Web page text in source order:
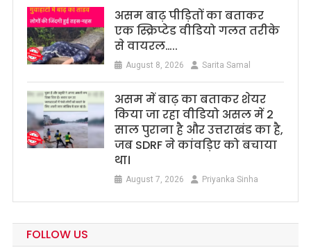
असम बाढ़ पीड़ितों का बताकर
एक स्क्रिप्टेड वीडियो गलत तरीके
से वायरल…..
August 8, 2026 Sarita Samal
असम में बाढ़ का बताकर शेयर
किया जा रहा वीडियो असल में 2
साल पुराना है और उत्तराखंड का है,
जब SDRF ने कांवड़िए को बचाया
था।
August 7, 2026 Priyanka Sinha
FOLLOW US